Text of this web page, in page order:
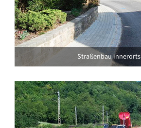
Straßenbau innerorts